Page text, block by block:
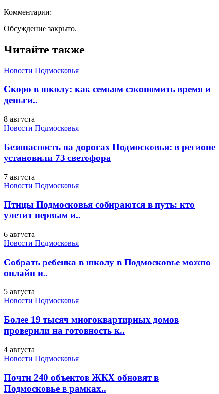
Комментарии:
Обсуждение закрыто.
Читайте также
Новости Подмосковья
Скоро в школу: как семьям сэкономить время и
деньги..
8 августа
Новости Подмосковья
Безопасность на дорогах Подмосковья: в регионе
установили 73 светофора
7 августа
Новости Подмосковья
Птицы Подмосковья собираются в путь: кто
улетит первым и..
6 августа
Новости Подмосковья
Собрать ребенка в школу в Подмосковье можно
онлайн и..
5 августа
Новости Подмосковья
Более 19 тысяч многоквартирных домов
проверили на готовность к..
4 августа
Новости Подмосковья
Почти 240 объектов ЖКХ обновят в
Подмосковье в рамках..